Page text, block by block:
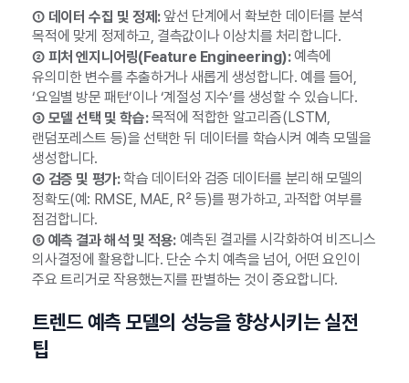
① 데이터 수집 및 정제:앞선 단계에서 확보한 데이터를 분석
목적에 맞게 정제하고, 결측값이나 이상치를 처리합니다.
② 피처 엔지니어링(Feature Engineering):예측에
유의미한 변수를 추출하거나 새롭게 생성합니다. 예를 들어,
‘요일별 방문 패턴’이나 ‘계절성 지수’를 생성할 수 있습니다.
③ 모델 선택 및 학습:목적에 적합한 알고리즘(LSTM,
랜덤포레스트 등)을 선택한 뒤 데이터를 학습시켜 예측 모델을
생성합니다.
④ 검증 및 평가:학습 데이터와 검증 데이터를 분리해 모델의
정확도(예: RMSE, MAE, R² 등)를 평가하고, 과적합 여부를
점검합니다.
⑤ 예측 결과 해석 및 적용:예측된 결과를 시각화하여 비즈니스
의사결정에 활용합니다. 단순 수치 예측을 넘어, 어떤 요인이
주요 트리거로 작용했는지를 판별하는 것이 중요합니다.
트렌드 예측 모델의 성능을 향상시키는 실전
팁